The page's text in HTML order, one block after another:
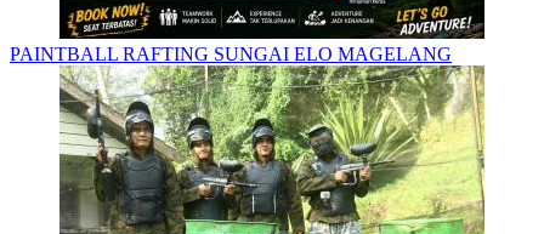
PAINTBALL RAFTING SUNGAI ELO MAGELANG